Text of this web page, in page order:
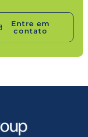
Entre em
contato